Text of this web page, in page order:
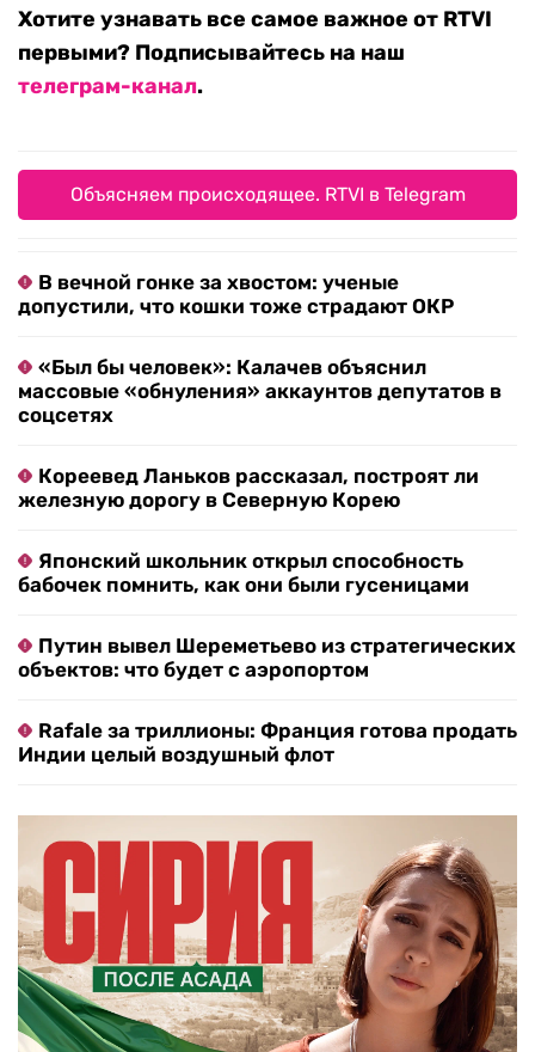
Хотите узнавать все самое важное от RTVI
первыми? Подписывайтесь на наш
телеграм-канал.
Объясняем происходящее. RTVI в Telegram
В вечной гонке за хвостом: ученые
допустили, что кошки тоже страдают ОКР
«Был бы человек»: Калачев объяснил
массовые «обнуления» аккаунтов депутатов в
соцсетях
Кореевед Ланьков рассказал, построят ли
железную дорогу в Северную Корею
Японский школьник открыл способность
бабочек помнить, как они были гусеницами
Путин вывел Шереметьево из стратегических
объектов: что будет с аэропортом
Rafale за триллионы: Франция готова продать
Индии целый воздушный флот